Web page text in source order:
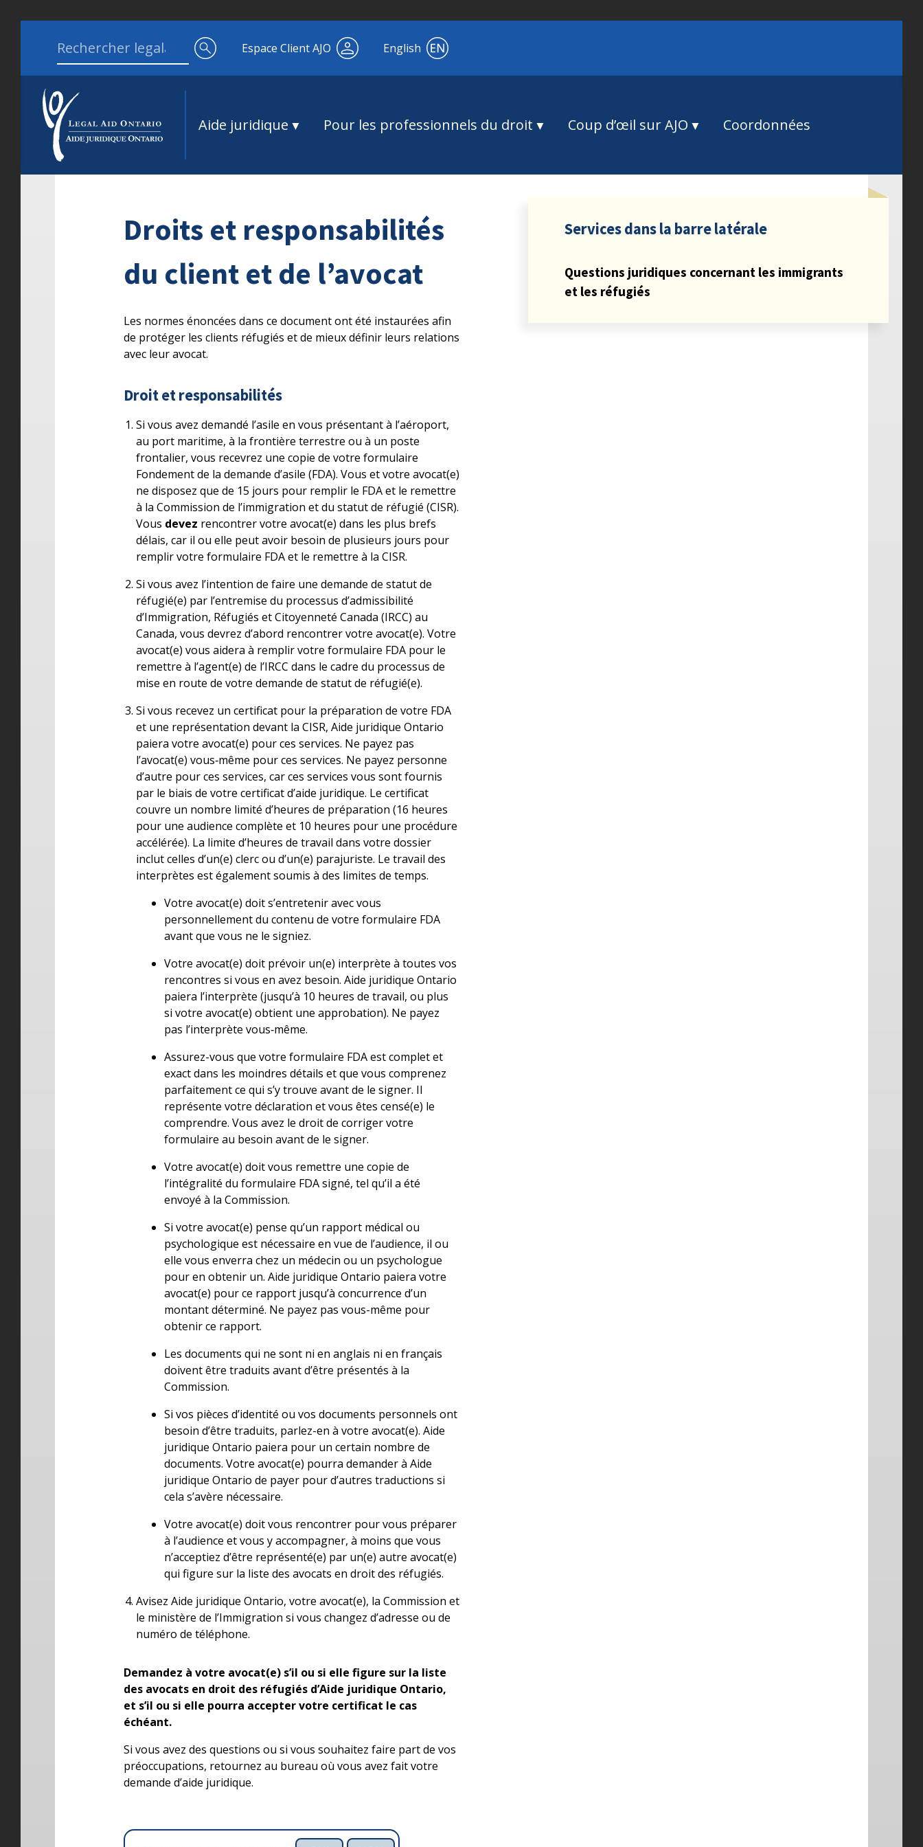
Search for:
Espace Client AJO English
Aide juridique Pour les professionnels du droit Coup d’œil sur AJO Coordonnées
Droits et responsabilités
du client et de l’avocat
Les normes énoncées dans ce document ont été instaurées afin
de protéger les clients réfugiés et de mieux définir leurs relations
avec leur avocat.
Droit et responsabilités
Si vous avez demandé l’asile en vous présentant à l’aéroport,
au port maritime, à la frontière terrestre ou à un poste
frontalier, vous recevrez une copie de votre formulaire
Fondement de la demande d’asile (FDA). Vous et votre avocat(e)
ne disposez que de 15 jours pour remplir le FDA et le remettre
à la Commission de l’immigration et du statut de réfugié (CISR).
Vous devez rencontrer votre avocat(e) dans les plus brefs
délais, car il ou elle peut avoir besoin de plusieurs jours pour
remplir votre formulaire FDA et le remettre à la CISR.
Si vous avez l’intention de faire une demande de statut de
réfugié(e) par l’entremise du processus d’admissibilité
d’Immigration, Réfugiés et Citoyenneté Canada (IRCC) au
Canada, vous devrez d’abord rencontrer votre avocat(e). Votre
avocat(e) vous aidera à remplir votre formulaire FDA pour le
remettre à l’agent(e) de l’IRCC dans le cadre du processus de
mise en route de votre demande de statut de réfugié(e).
Si vous recevez un certificat pour la préparation de votre FDA
et une représentation devant la CISR, Aide juridique Ontario
paiera votre avocat(e) pour ces services. Ne payez pas
l’avocat(e) vous‑même pour ces services. Ne payez personne
d’autre pour ces services, car ces services vous sont fournis
par le biais de votre certificat d’aide juridique. Le certificat
couvre un nombre limité d’heures de préparation (16 heures
pour une audience complète et 10 heures pour une procédure
accélérée). La limite d’heures de travail dans votre dossier
inclut celles d’un(e) clerc ou d’un(e) parajuriste. Le travail des
interprètes est également soumis à des limites de temps.
Votre avocat(e) doit s’entretenir avec vous
personnellement du contenu de votre formulaire FDA
avant que vous ne le signiez.
Votre avocat(e) doit prévoir un(e) interprète à toutes vos
rencontres si vous en avez besoin. Aide juridique Ontario
paiera l’interprète (jusqu’à 10 heures de travail, ou plus
si votre avocat(e) obtient une approbation). Ne payez
pas l’interprète vous‑même.
Assurez-vous que votre formulaire FDA est complet et
exact dans les moindres détails et que vous comprenez
parfaitement ce qui s’y trouve avant de le signer. Il
représente votre déclaration et vous êtes censé(e) le
comprendre. Vous avez le droit de corriger votre
formulaire au besoin avant de le signer.
Votre avocat(e) doit vous remettre une copie de
l’intégralité du formulaire FDA signé, tel qu’il a été
envoyé à la Commission.
Si votre avocat(e) pense qu’un rapport médical ou
psychologique est nécessaire en vue de l’audience, il ou
elle vous enverra chez un médecin ou un psychologue
pour en obtenir un. Aide juridique Ontario paiera votre
avocat(e) pour ce rapport jusqu’à concurrence d’un
montant déterminé. Ne payez pas vous-même pour
obtenir ce rapport.
Les documents qui ne sont ni en anglais ni en français
doivent être traduits avant d’être présentés à la
Commission.
Si vos pièces d’identité ou vos documents personnels ont
besoin d’être traduits, parlez-en à votre avocat(e). Aide
juridique Ontario paiera pour un certain nombre de
documents. Votre avocat(e) pourra demander à Aide
juridique Ontario de payer pour d’autres traductions si
cela s’avère nécessaire.
Votre avocat(e) doit vous rencontrer pour vous préparer
à l’audience et vous y accompagner, à moins que vous
n’acceptiez d’être représenté(e) par un(e) autre avocat(e)
qui figure sur la liste des avocats en droit des réfugiés.
Avisez Aide juridique Ontario, votre avocat(e), la Commission et
le ministère de l’Immigration si vous changez d’adresse ou de
numéro de téléphone.
Demandez à votre avocat(e) s’il ou si elle figure sur la liste
des avocats en droit des réfugiés d’Aide juridique Ontario,
et s’il ou si elle pourra accepter votre certificat le cas
échéant.
Si vous avez des questions ou si vous souhaitez faire part de vos
préoccupations, retournez au bureau où vous avez fait votre
demande d’aide juridique.
Services dans la barre latérale
Questions juridiques concernant les immigrants
et les réfugiés